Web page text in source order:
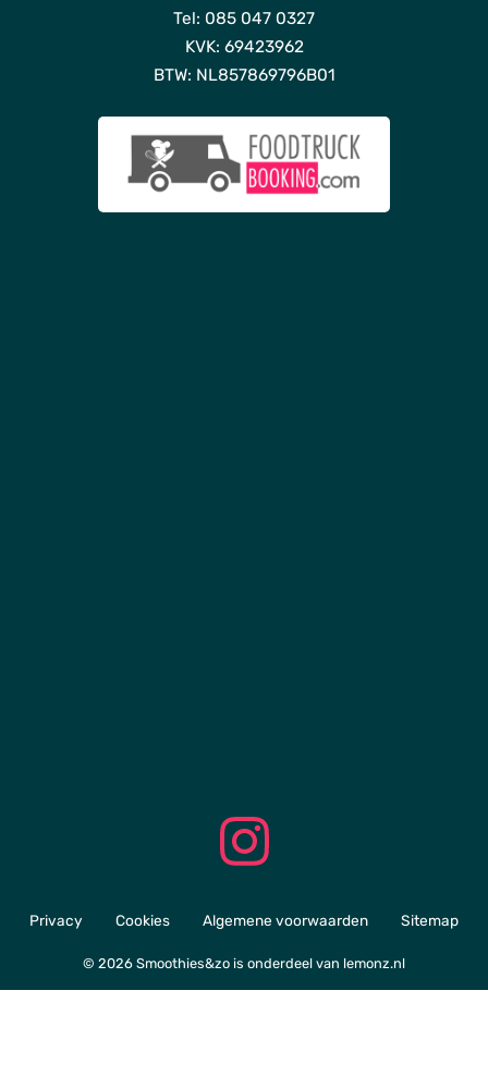
Tel: 085 047 0327
KVK: 69423962
BTW: NL857869796B01
© 2026 Smoothies&zo is onderdeel van lemonz.nl
Privacy Cookies Algemene voorwaarden Sitemap